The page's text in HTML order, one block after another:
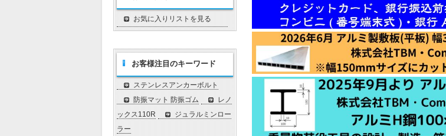
お気に入りリストを見る
お客様注目のキーワード
ステンレスアンカーボルト
防振マット 防振ゴム
レノ
ックス110R
ジュラルミンロー
ラー